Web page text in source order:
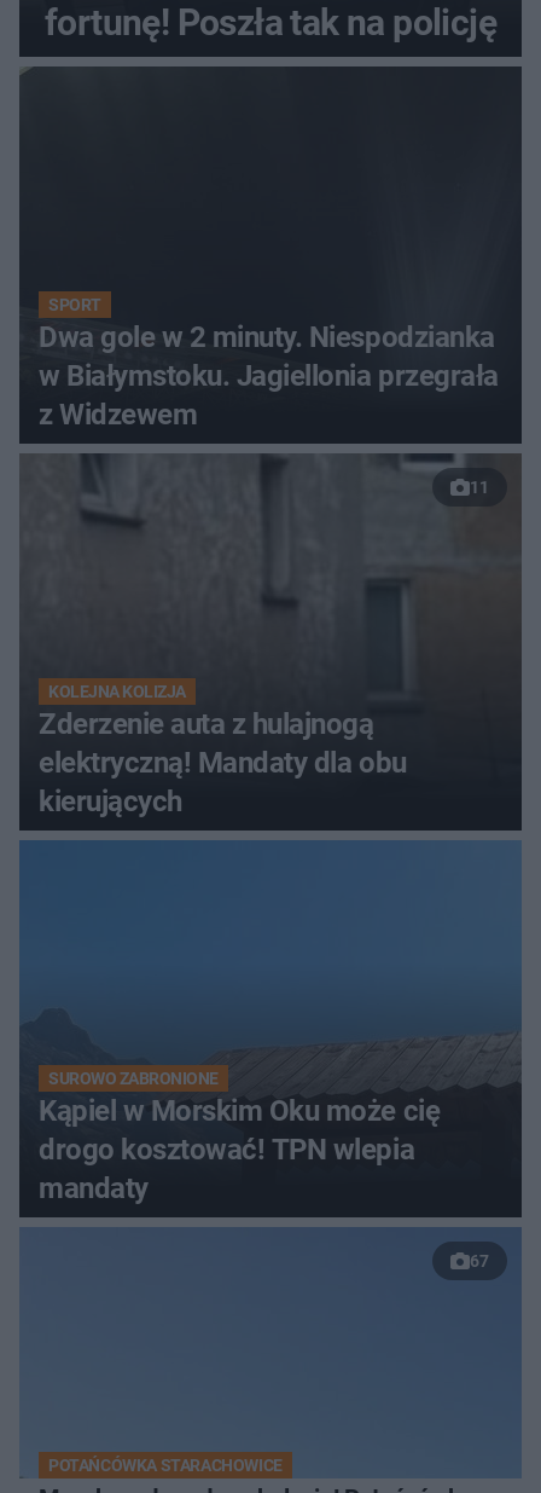
fortunę! Poszła tak na policję
SPORT
Dwa gole w 2 minuty. Niespodzianka
w Białymstoku. Jagiellonia przegrała
z Widzewem
11
KOLEJNA KOLIZJA
Zderzenie auta z hulajnogą
elektryczną! Mandaty dla obu
kierujących
SUROWO ZABRONIONE
Kąpiel w Morskim Oku może cię
drogo kosztować! TPN wlepia
mandaty
67
POTAŃCÓWKA STARACHOWICE